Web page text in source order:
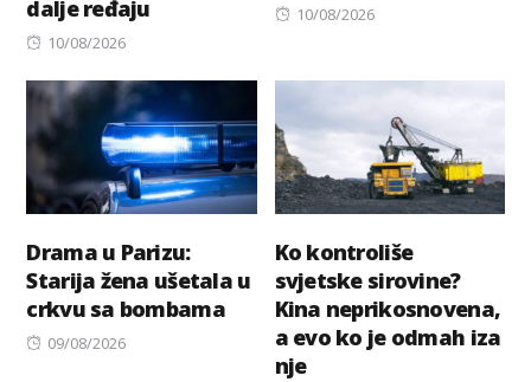
dalje ređaju
Posted
10/08/2026
Posted
10/08/2026
Drama u Parizu:
Starija žena ušetala u
crkvu sa bombama
Posted
09/08/2026
Ko kontroliše
svjetske sirovine?
Kina neprikosnovena,
a evo ko je odmah iza
nje